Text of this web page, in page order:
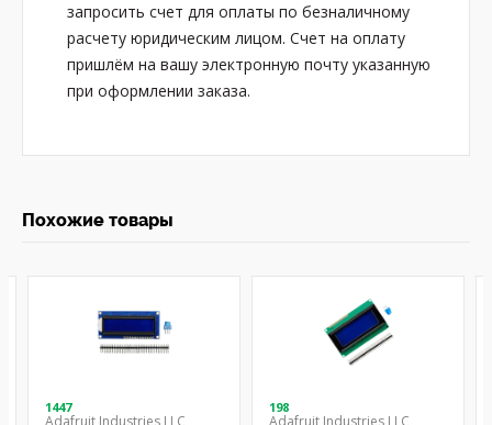
запросить счет для оплаты по безналичному
расчету юридическим лицом. Счет на оплату
пришлём на вашу электронную почту указанную
при оформлении заказа.
Похожие товары
1447
Adafruit Industries LLC
198
Adafruit Industries LLC